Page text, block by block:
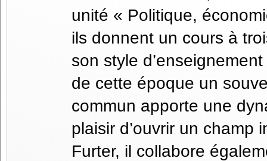
unité « Politique,
ils donnent un cours à
son style
de cette époque un
commun apporte une
plaisir d’ouvrir un champ
Furter, il collabore